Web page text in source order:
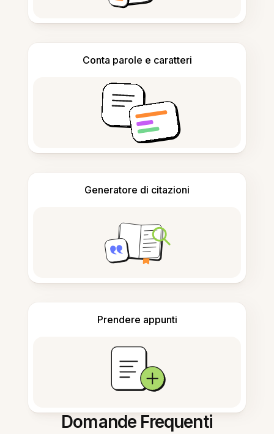
Conta parole e caratteri
Generatore di citazioni
Prendere appunti
Domande Frequenti